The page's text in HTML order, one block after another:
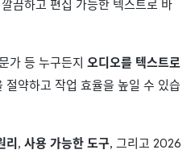
끔하고 편집 가능한 텍스트로 바
가 등 누구든지 오디오를 텍스트로
절약하고 작업 효율을 높일 수 있습
리 , 사용 가능한 도구, 그리고 2026